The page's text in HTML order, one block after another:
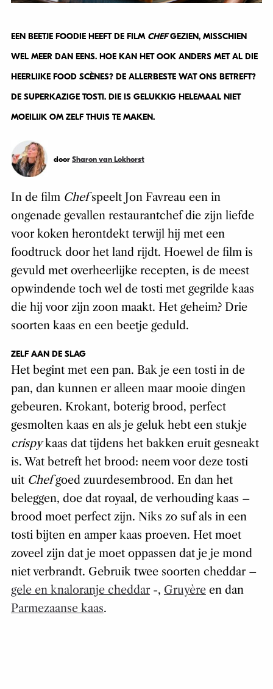
EEN BEETJE FOODIE HEEFT DE FILM CHEFGEZIEN, MISSCHIEN
WEL MEER DAN EENS. HOE KAN HET OOK ANDERS MET AL DIE
HEERLIJKE FOOD SCÈNES? DE ALLERBESTE WAT ONS BETREFT?
DE SUPERKAZIGE TOSTI. DIE IS GELUKKIG HELEMAAL NIET
MOEILIJK OM ZELF THUIS TE MAKEN.
door Sharon van Lokhorst
In de film Chefspeelt Jon Favreau een in
ongenade gevallen restaurantchef die zijn liefde
voor koken herontdekt terwijl hij met een
foodtruck door het land rijdt. Hoewel de film is
gevuld met overheerlijke recepten, is de meest
opwindende toch wel de tosti met gegrilde kaas
die hij voor zijn zoon maakt. Het geheim? Drie
soorten kaas en een beetje geduld.
ZELF AAN DE SLAG
Het begint met een pan. Bak je een tosti in de
pan, dan kunnen er alleen maar mooie dingen
gebeuren. Krokant, boterig brood, perfect
gesmolten kaas en als je geluk hebt een stukje
crispykaas dat tijdens het bakken eruit gesneakt
is. Wat betreft het brood: neem voor deze tosti
uit Chefgoed zuurdesembrood. En dan het
beleggen, doe dat royaal, de verhouding kaas –
brood moet perfect zijn. Niks zo suf als in een
tosti bijten en amper kaas proeven. Het moet
zoveel zijn dat je moet oppassen dat je je mond
niet verbrandt. Gebruik twee soorten cheddar –
gele en knaloranje cheddar-, Gruyèreen dan
Parmezaanse kaas.